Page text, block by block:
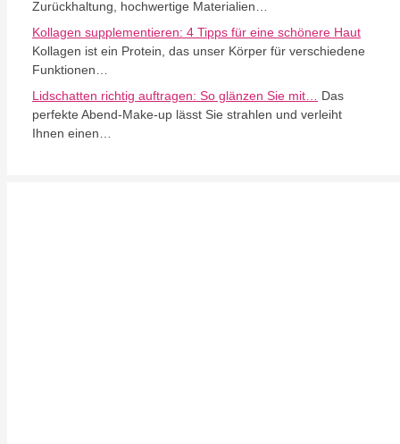
Zurückhaltung, hochwertige Materialien…
Kollagen supplementieren: 4 Tipps für eine schönere Haut
Kollagen ist ein Protein, das unser Körper für verschiedene
Funktionen…
Lidschatten richtig auftragen: So glänzen Sie mit…
Das
perfekte Abend-Make-up lässt Sie strahlen und verleiht
Ihnen einen…